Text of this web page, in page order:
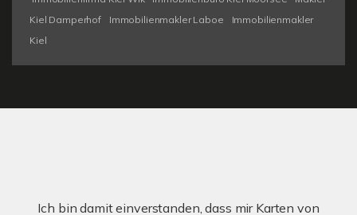
Kiel Damperhof
Immobilienmakler Laboe
Immobilienmakler
Kiel
Ich bin damit einverstanden, dass mir Karten von